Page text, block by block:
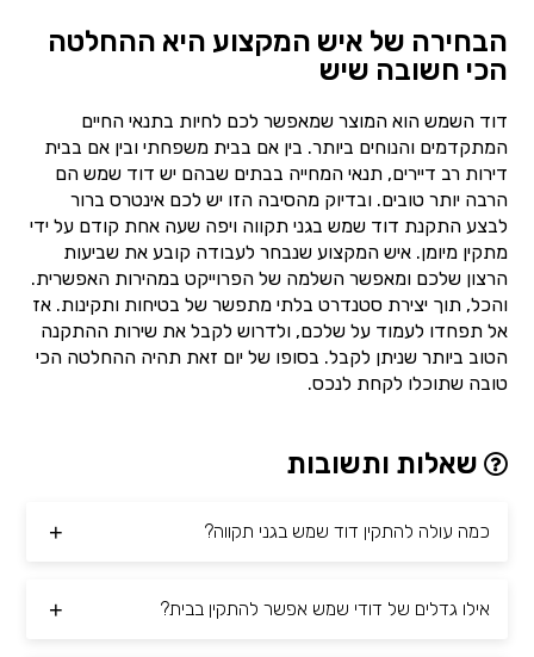
הבחירה של איש המקצוע היא ההחלטה
הכי חשובה שיש
דוד השמש הוא המוצר שמאפשר לכם לחיות בתנאי החיים
המתקדמים והנוחים ביותר. בין אם בבית משפחתי ובין אם בבית
דירות רב דיירים, תנאי המחייה בבתים שבהם יש דוד שמש הם
הרבה יותר טובים. ובדיוק מהסיבה הזו יש לכם אינטרס ברור
לבצע התקנת דוד שמש בגני תקווה ויפה שעה אחת קודם על ידי
מתקין מיומן. איש המקצוע שנבחר לעבודה קובע את שביעות
הרצון שלכם ומאפשר השלמה של הפרוייקט במהירות האפשרית.
והכל, תוך יצירת סטנדרט בלתי מתפשר של בטיחות ותקינות. אז
אל תפחדו לעמוד על שלכם, ולדרוש לקבל את שירות ההתקנה
הטוב ביותר שניתן לקבל. בסופו של יום זאת תהיה ההחלטה הכי
טובה שתוכלו לקחת לנכס.
שאלות ותשובות
כמה עולה להתקין דוד שמש בגני תקווה?
אילו גדלים של דודי שמש אפשר להתקין בבית?